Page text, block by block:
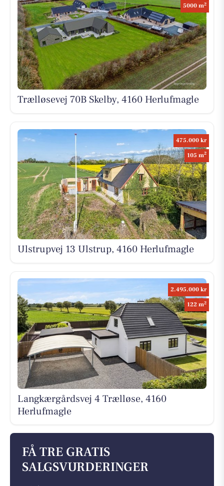
5000 m2
Trælløsevej 70B Skelby, 4160 Herlufmagle
475.000 kr
105 m2
Ulstrupvej 13 Ulstrup, 4160 Herlufmagle
2.495.000 kr
122 m2
Langkærgårdsvej 4 Trælløse, 4160
Herlufmagle
FÅ TRE GRATIS
SALGSVURDERINGER